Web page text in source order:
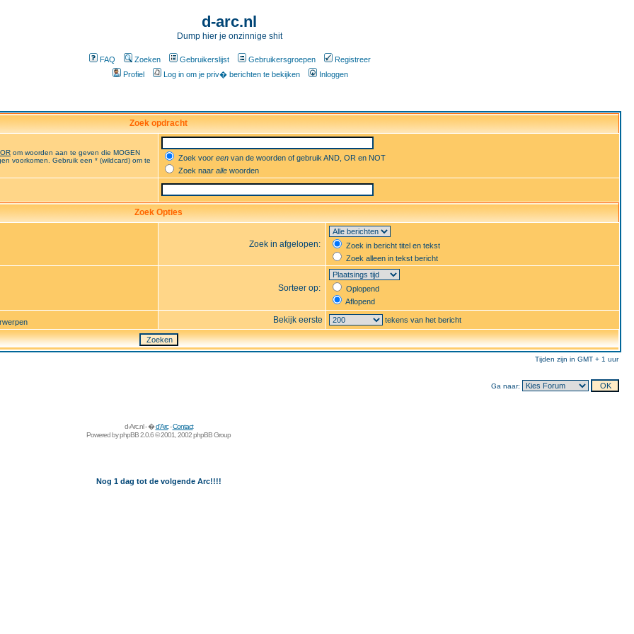
d-arc.nl
Dump hier je onzinnige shit
FAQ Zoeken Gebruikerslijst Gebruikersgroepen
Registreer
Profiel
Log in om je priv� berichten te bekijken Inloggen
Zoek opdracht
OR om woorden aan te geven die MOGEN
voorkomen. Gebruik een * (wildcard) om te
Zoek voor een van de woorden of gebruik AND, OR en NOT
Zoek naar alle woorden
Zoek Opties
Zoek in afgelopen:
Zoek in bericht titel en tekst
Zoek alleen in tekst bericht
Sorteer op:
Oplopend
Aflopend
Bekijk eerste tekens van het bericht
Tijden zijn in GMT + 1 uur
Ga naar:
d-Arc.nl - �d'Arc-Contact
Powered byphpBB2.0.6 © 2001, 2002 phpBB Group
Nog 1 dag tot de volgende Arc!!!!